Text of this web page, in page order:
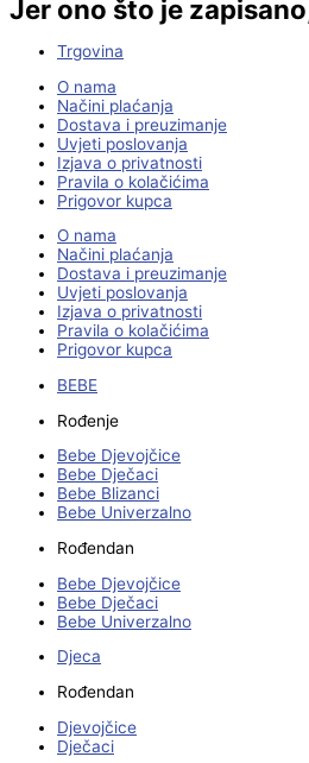
Jer ono što je
Trgovina
O nama
Načini plaćanja
Dostava i preuzimanje
Uvjeti poslovanja
Izjava o privatnosti
Pravila o kolačićima
Prigovor kupca
O nama
Načini plaćanja
Dostava i preuzimanje
Uvjeti poslovanja
Izjava o privatnosti
Pravila o kolačićima
Prigovor kupca
BEBE
Rođenje
Bebe Djevojčice
Bebe Dječaci
Bebe Blizanci
Bebe Univerzalno
Rođendan
Bebe Djevojčice
Bebe Dječaci
Bebe Univerzalno
Djeca
Rođendan
Djevojčice
Dječaci